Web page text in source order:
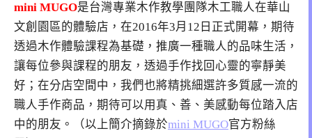
mini MUGO是台灣專業木作教學團隊木工職人在華山
文創園區的體驗店，在2016年3月12日正式開幕，期待
透過木作體驗課程為基礎，推廣一種職人的品味生活，
讓每位參與課程的朋友，透過手作找回心靈的寧靜美
好；在分店空間中，我們也將精挑細選許多質感一流的
職人手作商品，期待可以用真、善、美感動每位踏入店
中的朋友。（以上簡介摘錄於mini MUGO官方粉絲